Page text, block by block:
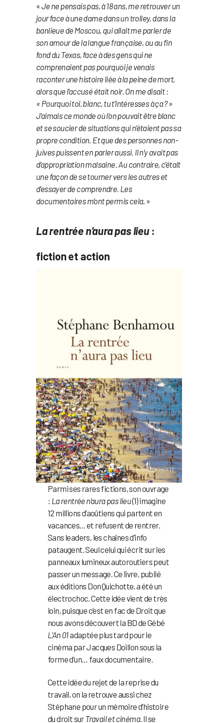
«Je ne pensais pas, à 18 ans, me retrouver un
jour face à une dame dans un trolley, dans la
banlieue de Moscou, qui allait me parler de
son amour de la langue française, ou au fin
fond du Texas, face à des gens qui ne
comprenaient pas pourquoi je venais
raconter une histoire liée à la peine de mort,
alors que l’accusé était noir. On me disait :
« Pourquoi toi, blanc, tu t’intéresses à ça ? »
J’aimais ce monde où l’on pouvait être blanc
et se soucier de situations qui n’étaient pas sa
propre condition. Et que des personnes non-
juives puissent en parler aussi. Il n’y avait pas
d’appropriation malsaine. Au contraire, c’était
une façon de se tourner vers les autres et
d’essayer de comprendre. Les
documentaires m’ont permis cela. »
La rentrée n’aura pas lieu:
fiction et action
Parmi ses rares fictions, son ouvrage
: La rentrée n’aura pas lieu(1) imagine
12 millions d’aoûtiens qui partent en
vacances… et refusent de rentrer.
Sans leaders, les chaînes d’info
pataugent. Seul celui qui écrit sur les
panneaux lumineux autoroutiers peut
passer un message. Ce livre, publié
aux éditions Don Quichotte, a été un
électrochoc. Cette idée vient de très
loin, puisque c’est en fac de Droit que
nous avons découvert la BD de Gébé
L’An 01adaptée plus tard pour le
cinéma par Jacques Doillon sous la
forme d’un… faux documentaire.
Cette idée du rejet de la reprise du
travail, on la retrouve aussi chez
Stéphane pour un mémoire d’histoire
du droit surTravail et cinéma. Il se